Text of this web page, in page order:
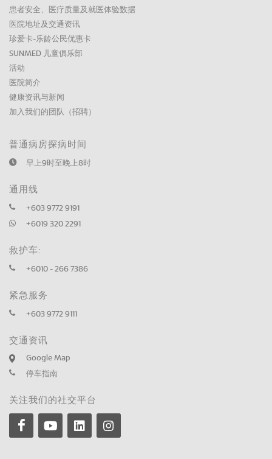
患者安全、医疗质量及就医体验数据
医院地址及交通资讯
珍爱卡-乐龄公民优惠卡
SUNMED 儿童俱乐部
活动
医院简介
健康资讯与新闻
加入我们的团队（招聘）
普通病房探病时间
早上9时至晚上8时
通用线
+603 9772 9191
+6019 320 2291
救护车:
+6010 - 266 7386
紧急服务
+603 9772 9111
交通资讯
Google Map
停车指南
关注我们的社交平台